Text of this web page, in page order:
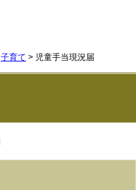
子育て > 児童手当現況届